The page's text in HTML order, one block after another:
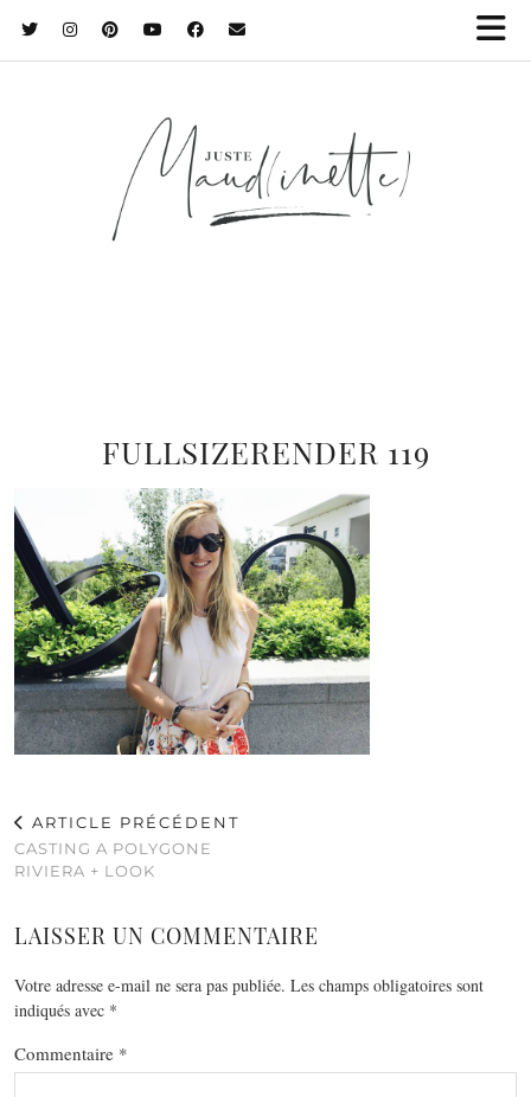
FULLSIZERENDER 119
ARTICLE PRÉCÉDENT
CASTING A POLYGONE
RIVIERA + LOOK
LAISSER UN COMMENTAIRE
Votre adresse e-mail ne sera pas publiée. Les champs obligatoires sont
indiqués avec *
Commentaire *